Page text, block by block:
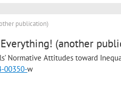
publication)
(another
Normative Attitudes toward
00350-w